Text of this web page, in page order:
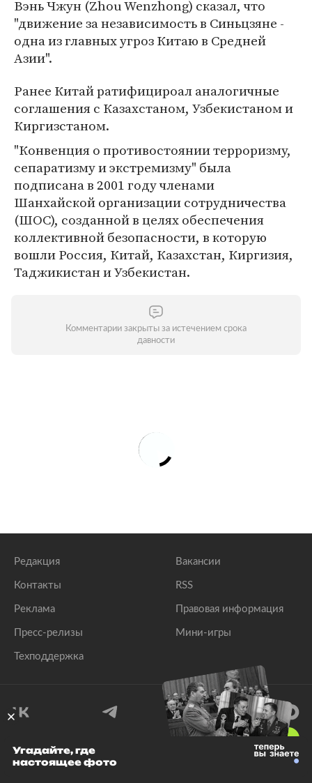
Вэнь Чжун (Zhou Wenzhong) сказал, что
"движение за независимость в Синьцзяне -
одна из главных угроз Китаю в Средней
Азии".
Ранее Китай ратифицироал аналогичные
соглашения с Казахстаном, Узбекистаном и
Киргизстаном.
"Конвенция о противостоянии терроризму,
сепаратизму и экстремизму" была
подписана в 2001 году членами
Шанхайской организации сотрудничества
(ШОС), созданной в целях обеспечения
коллективной безопасности, в которую
вошли Россия, Китай, Казахстан, Киргизия,
Таджикистан и Узбекистан.
Комментарии закрыты за истечением срока
давности
Редакция
Контакты
Реклама
Пресс-релизы
Техподдержка
Вакансии
RSS
Правовая информация
Мини-игры
© 1999–2026 Все права защищены.
Угадайте, где
настоящее фото